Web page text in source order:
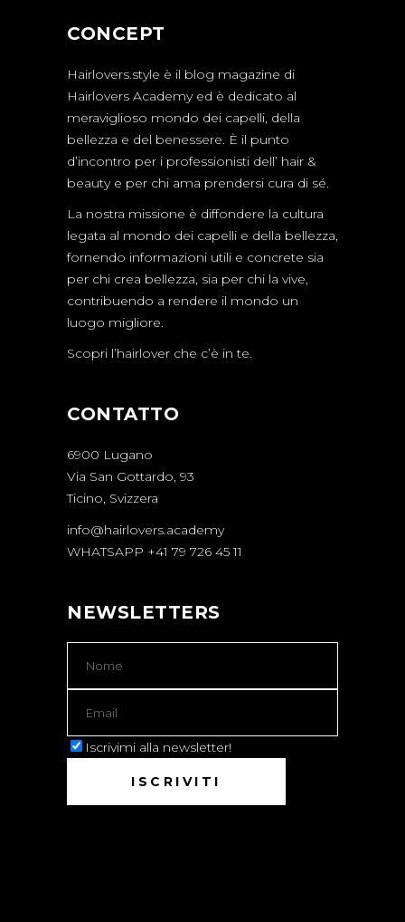
CONCEPT
Hairlovers.style è il blog magazine di
Hairlovers Academy ed è dedicato al
meraviglioso mondo dei capelli, della
bellezza e del benessere. È il punto
d’incontro per i professionisti dell’ hair &
beauty e per chi ama prendersi cura di sé.
La nostra missione è diffondere la cultura
legata al mondo dei capelli e della bellezza,
fornendo informazioni utili e concrete sia
per chi crea bellezza, sia per chi la vive,
contribuendo a rendere il mondo un
luogo migliore.
Scopri l’hairlover che c’è in te.
CONTATTO
6900 Lugano
Via San Gottardo, 93
Ticino, Svizzera
info@hairlovers.academy
WHATSAPP +41 79 726 45 11
NEWSLETTERS
Iscrivimi alla newsletter!